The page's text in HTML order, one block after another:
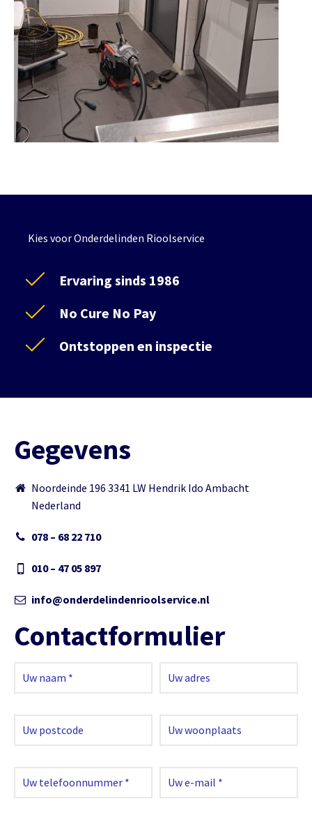
Kies voor Onderdelinden Rioolservice
Ervaring sinds 1986
No Cure No Pay
Ontstoppen en inspectie
Gegevens
Noordeinde 196 3341 LW Hendrik Ido Ambacht
Nederland
078 – 68 22 710
010 – 47 05 897
info@onderdelindenrioolservice.nl
Contactformulier